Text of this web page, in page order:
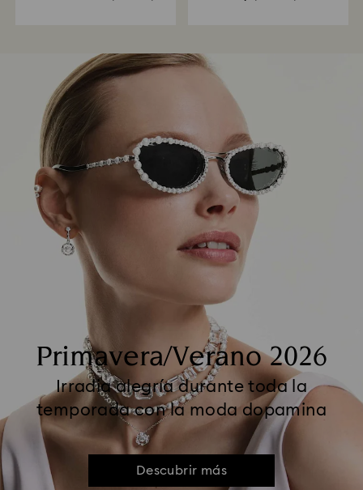
Primavera/Verano 2026
Irradia alegría durante toda la
temporada con la moda dopamina
Descubrir más